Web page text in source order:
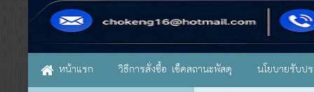
หน้าแรก วิธีการสั่งซื้อ เช็คสถานะพัสดุ นโยบายรับป